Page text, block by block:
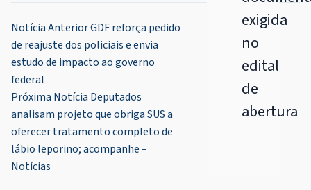
exigida
no
edital
de
abertura
Navegação
de
Post
Notícia AnteriorGDF reforça pedido
de reajuste dos policiais e envia
estudo de impacto ao governo
federal
Próxima Notícia Deputados
analisam projeto que obriga SUS a
oferecer tratamento completo de
lábio leporino; acompanhe –
Notícias